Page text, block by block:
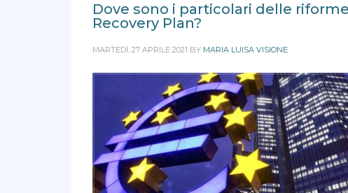
Dove sono i particolari delle
Recovery Plan?
MARTEDÌ, 27 APRILE 2021 BY MARIA LUISA VISIONE